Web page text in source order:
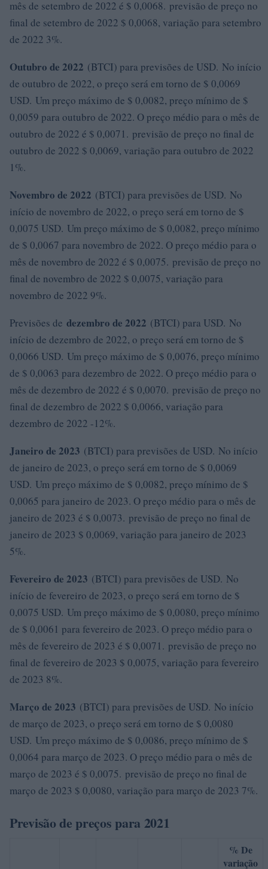
mês de setembro de 2022 é $ 0,0068. previsão de preço no
final de setembro de 2022 $ 0,0068, variação para setembro
de 2022 3%.
Outubro de 2022 (BTCI) para previsões de USD. No início
de outubro de 2022, o preço será em torno de $ 0,0069
USD. Um preço máximo de $ 0,0082, preço mínimo de $
0,0059 para outubro de 2022. O preço médio para o mês de
outubro de 2022 é $ 0,0071. previsão de preço no final de
outubro de 2022 $ 0,0069, variação para outubro de 2022
1%.
Novembro de 2022 (BTCI) para previsões de USD. No
início de novembro de 2022, o preço será em torno de $
0,0075 USD. Um preço máximo de $ 0,0082, preço mínimo
de $ 0,0067 para novembro de 2022. O preço médio para o
mês de novembro de 2022 é $ 0,0075. previsão de preço no
final de novembro de 2022 $ 0,0075, variação para
novembro de 2022 9%.
Previsões de dezembro de 2022 (BTCI) para USD. No
início de dezembro de 2022, o preço será em torno de $
0,0066 USD. Um preço máximo de $ 0,0076, preço mínimo
de $ 0,0063 para dezembro de 2022. O preço médio para o
mês de dezembro de 2022 é $ 0,0070. previsão de preço no
final de dezembro de 2022 $ 0,0066, variação para
dezembro de 2022 -12%.
Janeiro de 2023 (BTCI) para previsões de USD. No início
de janeiro de 2023, o preço será em torno de $ 0,0069
USD. Um preço máximo de $ 0,0082, preço mínimo de $
0,0065 para janeiro de 2023. O preço médio para o mês de
janeiro de 2023 é $ 0,0073. previsão de preço no final de
janeiro de 2023 $ 0,0069, variação para janeiro de 2023
5%.
Fevereiro de 2023 (BTCI) para previsões de USD. No
início de fevereiro de 2023, o preço será em torno de $
0,0075 USD. Um preço máximo de $ 0,0080, preço mínimo
de $ 0,0061 para fevereiro de 2023. O preço médio para o
mês de fevereiro de 2023 é $ 0,0071. previsão de preço no
final de fevereiro de 2023 $ 0,0075, variação para fevereiro
de 2023 8%.
Março de 2023 (BTCI) para previsões de USD. No início
de março de 2023, o preço será em torno de $ 0,0080
USD. Um preço máximo de $ 0,0086, preço mínimo de $
0,0064 para março de 2023. O preço médio para o mês de
março de 2023 é $ 0,0075. previsão de preço no final de
março de 2023 $ 0,0080, variação para março de 2023 7%.
Previsão de preços para 2021
% De
variação